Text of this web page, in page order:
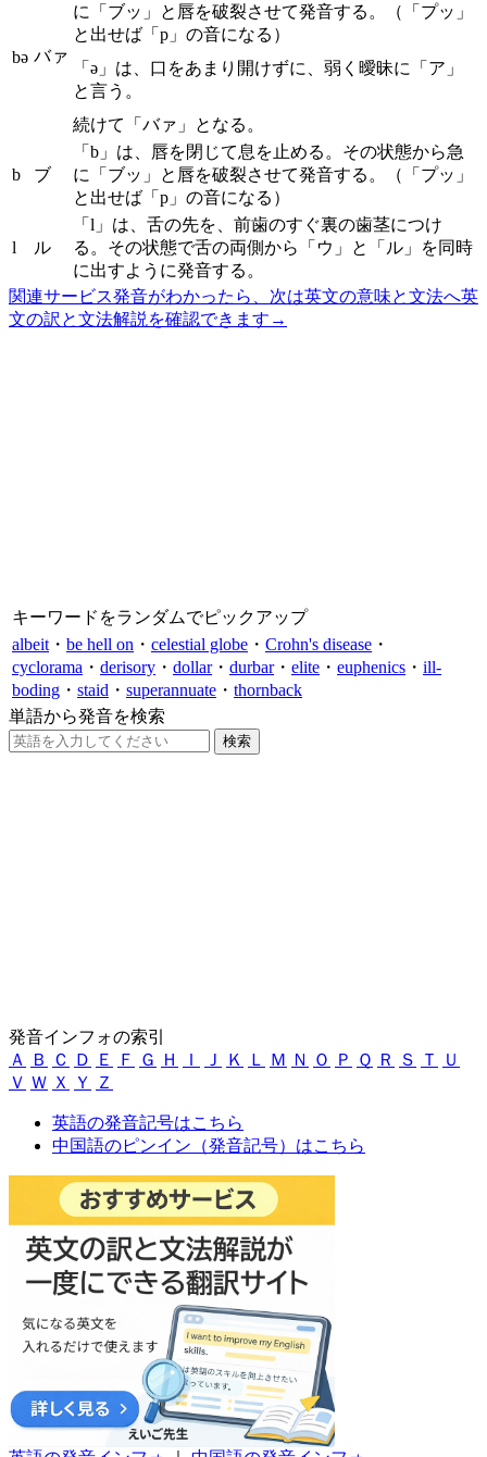
bə バァ
に「ブッ」と唇を破裂させて発音する。（「プッ」
と出せば「p」の音になる）
「ə」は、口をあまり開けずに、弱く曖昧に「ア」
と言う。
続けて「バァ」となる。
b ブ
「b」は、唇を閉じて息を止める。その状態から急
に「ブッ」と唇を破裂させて発音する。（「プッ」
と出せば「p」の音になる）
l ル
「l」は、舌の先を、前歯のすぐ裏の歯茎につけ
る。その状態で舌の両側から「ウ」と「ル」を同時
に出すように発音する。
関連サービス発音がわかったら、次は英文の意味と文法へ英
文の訳と文法解説を確認できます →
キーワードをランダムでピックアップ
albeit ・ be hell on ・ celestial globe ・ Crohn's disease ・
cyclorama ・ derisory ・ dollar・ durbar・ elite ・ euphenics ・ ill-
boding ・ staid ・ superannuate ・ thornback
単語から発音を検索
発音インフォの索引
Ａ
Ｂ Ｃ Ｄ Ｅ Ｆ Ｇ Ｈ Ｉ Ｊ Ｋ Ｌ Ｍ Ｎ Ｏ Ｐ Ｑ Ｒ Ｓ Ｔ
Ｕ
Ｖ Ｗ Ｘ Ｙ Ｚ
英語の発音記号はこちら
中国語のピンイン（発音記号）はこちら